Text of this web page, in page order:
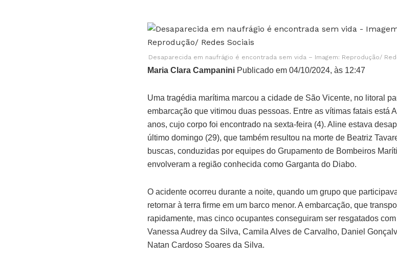
Desaparecida em naufrágio é encontrada sem vida – Imagem: Reprodução/
Maria Clara Campanini Publicado em 04/10/2024, às 12:47
Uma tragédia marítima marcou a cidade de São Vicente, no litoral
embarcação que vitimou duas pessoas. Entre as vítimas fatais está
anos, cujo corpo foi encontrado na sexta-feira (4). Aline estava
último domingo (29), que também resultou na morte de Beatriz
buscas, conduzidas por equipes do Grupamento de Bombeiros
envolveram a região conhecida como Garganta do Diabo.
O acidente ocorreu durante a noite, quando um grupo que
retornar à terra firme em um barco menor. A embarcação, que
rapidamente, mas cinco ocupantes conseguiram ser resgatados
Vanessa Audrey da Silva, Camila Alves de Carvalho, Daniel
Natan Cardoso Soares da Silva.